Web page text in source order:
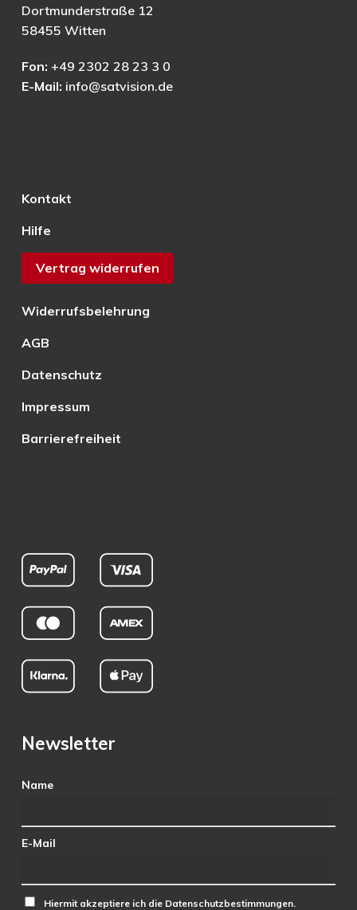
Dortmunderstraße 12
58455 Witten
Fon: +49 2302 28 23 3 0
E-Mail: info@satvision.de
Kontakt
Hilfe
Vertrag widerrufen
Widerrufsbelehrung
AGB
Datenschutz
Impressum
Barrierefreiheit
Newsletter
Name
E-Mail
Hiermit akzeptiere ich die Datenschutzbestimmungen.